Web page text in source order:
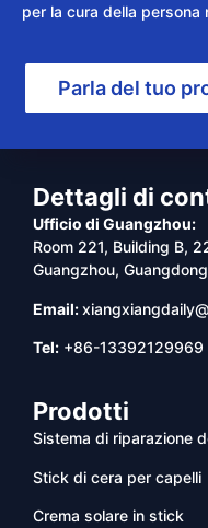
per la cura della
Parla del tuo
Dettagli di
Ufficio di Guangzhou:
Room 221, Building B,
Guangzhou,
Email:
Tel: +86-13392129969
Prodotti
Sistema di riparazione
Stick di cera per capelli
Crema solare in stick